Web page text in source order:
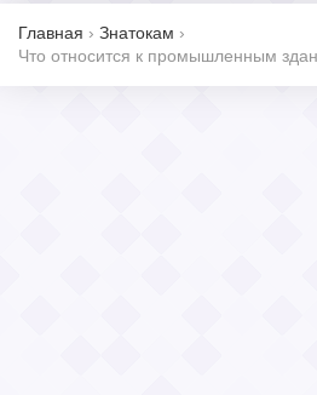
Главная › Знатокам ›
Что относится к промышленным